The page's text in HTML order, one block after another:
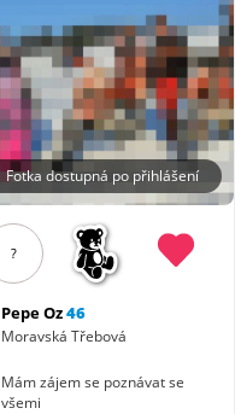
Fotka dostupná po přihlášení
?
Pepe Oz46
Moravská Třebová
Mám zájem se poznávat se
všemi